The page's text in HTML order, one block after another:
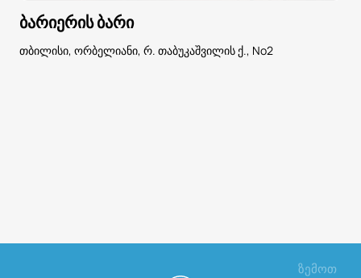
ბარიერის ბარი
თბილისი, ორბელიანი, რ. თაბუკაშვილის ქ., No2
ზემოთ